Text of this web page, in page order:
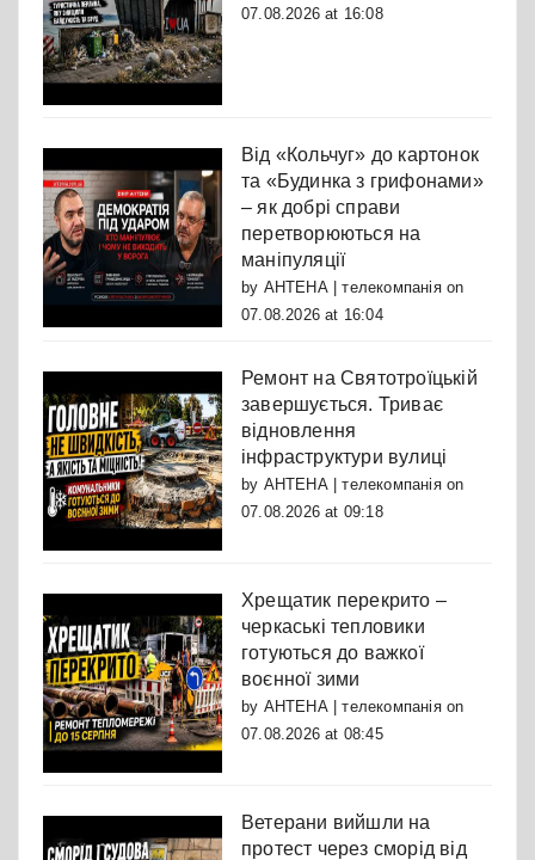
07.08.2026 at 16:08
Від «Кольчуг» до картонок
та «Будинка з грифонами»
– як добрі справи
перетворюються на
маніпуляції
by АНТЕНА | телекомпаніяon
07.08.2026 at 16:04
Ремонт на Святотроїцькій
завершується. Триває
відновлення
інфраструктури вулиці
by АНТЕНА | телекомпаніяon
07.08.2026 at 09:18
Хрещатик перекрито –
черкаські тепловики
готуються до важкої
воєнної зими
by АНТЕНА | телекомпаніяon
07.08.2026 at 08:45
Ветерани вийшли на
протест через сморід від